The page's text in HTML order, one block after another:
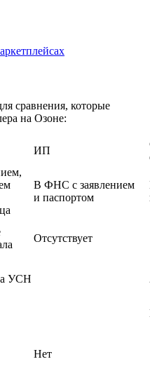
сравнения, которые
на Озоне:
ИП
В ФНС с заявлением
и паспортом
Отсутствует
УСН
Нет